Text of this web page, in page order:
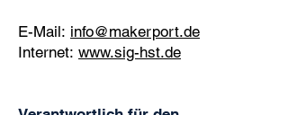
E-Mail: info@makerport.de
Internet: www.sig-hst.de